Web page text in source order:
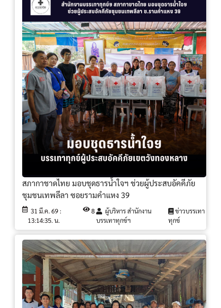
สภากาชาดไทย มอบชุดธารน้ำใจฯ ช่วยผู้ประสบอัคคีภัย
ชุมชนเทพลีลา ซอยรามคำแหง 39
31 มี.ค. 69 :
13:14:35. น.
8
ผู้บริหาร สำนักงาน
บรรเทาทุกข์ฯ
ข่าวบรรเทา
ทุกข์